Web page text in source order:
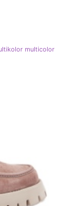
multicolor